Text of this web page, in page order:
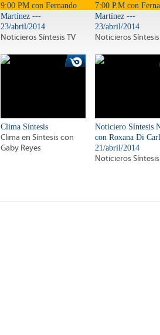
9:00 PM con Fernando
Martínez ---
23/abril/2014
Noticieros Síntesis TV
7:00 P.M con
Martínez ---
23/abril/2014
Noticieros Síntesis
Clima Síntesis
Clima en Síntesis con
Gaby Reyes
Noticiero Síntesis
con Roxana Di
21/abril/2014
Noticieros Síntesis